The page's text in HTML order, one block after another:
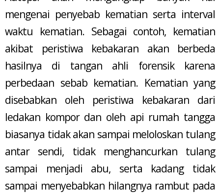
mengenai penyebab kematian serta interval
waktu kematian. Sebagai contoh, kematian
akibat peristiwa kebakaran akan berbeda
hasilnya di tangan ahli forensik karena
perbedaan sebab kematian. Kematian yang
disebabkan oleh peristiwa kebakaran dari
ledakan kompor dan oleh api rumah tangga
biasanya tidak akan sampai meloloskan tulang
antar sendi, tidak menghancurkan tulang
sampai menjadi abu, serta kadang tidak
sampai menyebabkan hilangnya rambut pada